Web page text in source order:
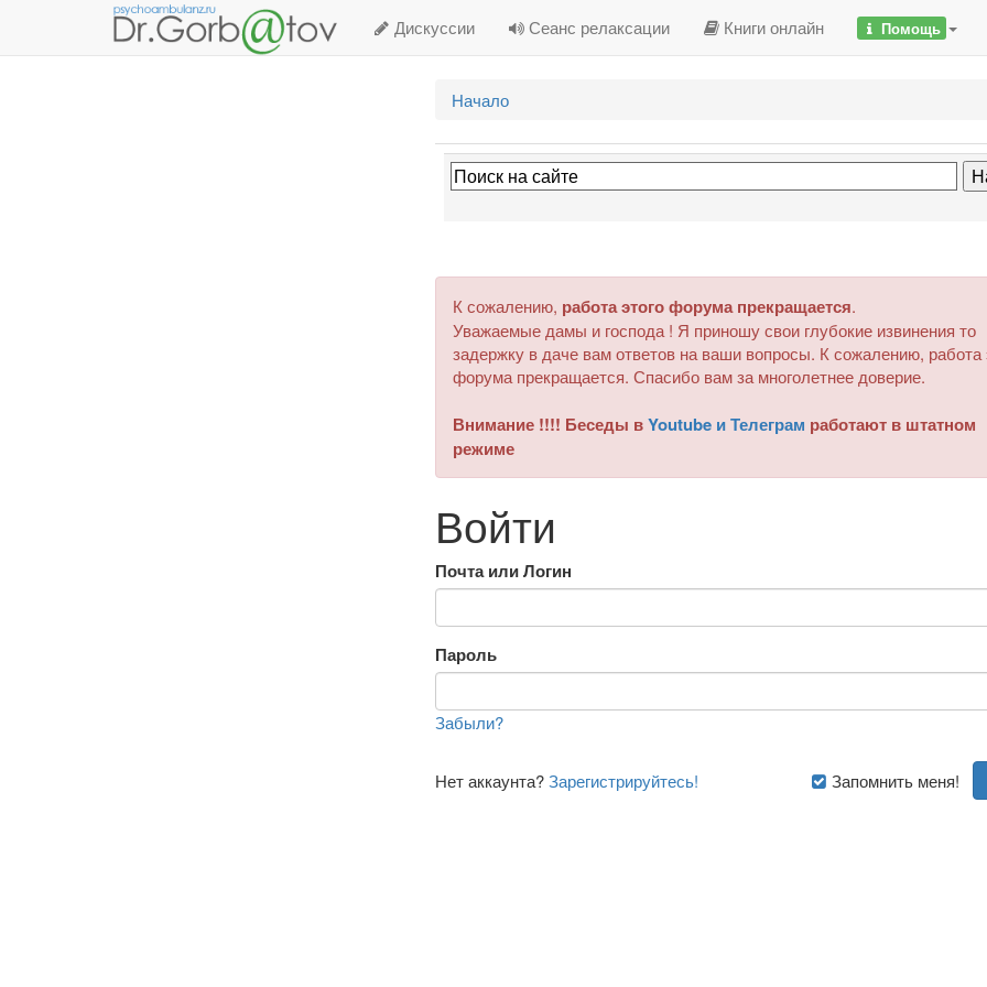
Дискуссии Сеанс релаксации Книги онлайн Помощь
Начало
К сожалению, работа этого форума прекращается.
Уважаемые дамы и господа ! Я приношу свои глубокие извинения то
задержку в даче вам ответов на ваши вопросы. К сожалению, работа
форума прекращается. Спасибо вам за многолетнее доверие.
Внимание !!!! Беседы вYoutube и Телеграм работают в штатном
режиме
Войти
Почта или Логин
Пароль
Забыли?
Запомнить меня!
Нет аккаунта?Зарегистрируйтесь!